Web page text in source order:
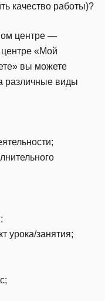
качество работы)?
центре —
«Мой
вы можете
различные виды
урока/занятия;